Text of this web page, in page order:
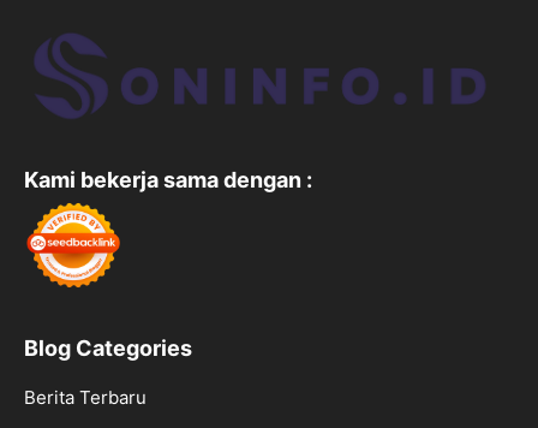
Kami bekerja sama dengan :
Blog Categories
Berita Terbaru